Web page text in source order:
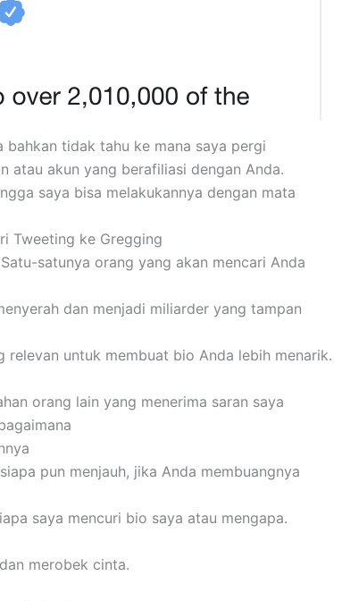
bahkan tidak tahu ke mana saya pergi
atau akun yang berafiliasi dengan Anda.
saya bisa melakukannya dengan mata
Tweeting ke Gregging
satunya orang yang akan mencari Anda
dan menjadi miliarder yang tampan
relevan untuk membuat bio Anda lebih menarik.
orang lain yang menerima saran saya
pun menjauh, jika Anda membuangnya
saya mencuri bio saya atau mengapa.
merobek cinta.